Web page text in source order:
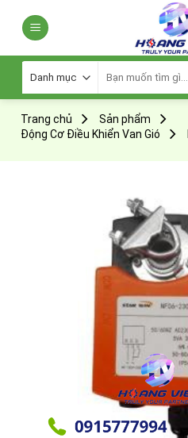
kiếm:
Trang chủ
Sản phẩm
Động Cơ Điều Khiển Van Gió